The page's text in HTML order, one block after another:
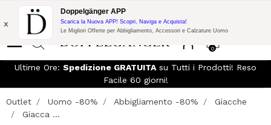
Spedizione Gratuita su Tutto!15% di Extra Sconto su DKK 1500 di
Acquisto con codice:
0
x
Doppelgänger APP
Scarica la Nuova APP! Scopri, Naviga e Acquista!
Le Migliori Offerte per Abbigliamento, Accessori e Calzature Uomo
Ultime Ore: Spedizione GRATUITA su Tutti i Prodotti! Reso
Facile 60 giorni!
Outlet Uomo -80% Abbigliamento -80%
Giacche
Giacca ...